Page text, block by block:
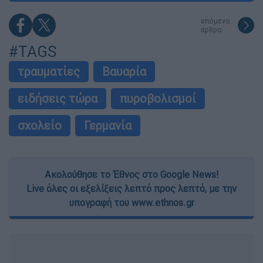
επόμενο
άρθρο
#TAGS
τραυματίες
Βαυαρία
ειδήσεις τώρα
πυροβολισμοί
σχολείο
Γερμανία
Ακολούθησε το Έθνος στο Google News!
Live όλες οι εξελίξεις λεπτό προς λεπτό, με την
υπογραφή του www.ethnos.gr